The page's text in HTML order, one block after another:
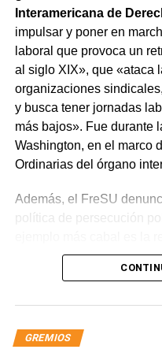
Interamericana de
impulsar y poner en
laboral que provoca un
al siglo XIX», que «ataca
organizaciones
y busca tener jornadas
más bajos». Fue durante
Washington, en el marco
Ordinarias del órgano
Además, el FreSU
Obrera Metalúrgica
gremial, jurídica y
«El espíritu de esta
GREMIOS